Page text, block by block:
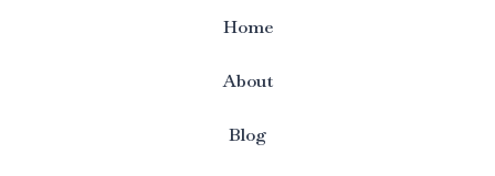
Home
About
Blog